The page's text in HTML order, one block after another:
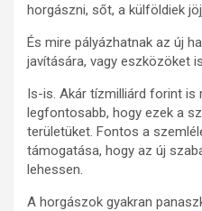
horgászni, sőt, a külföldiek
És mire pályázhatnak az új
javítására, vagy eszközöket
Is-is. Akár tízmilliárd forint is
legfontosabb, hogy ezek a
területüket. Fontos a
támogatása, hogy az új
lehessen.
A horgászok gyakran